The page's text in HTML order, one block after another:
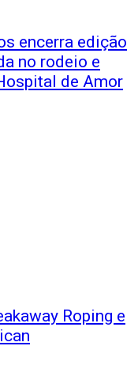
encerra edição
no rodeio e
de Amor
Roping e